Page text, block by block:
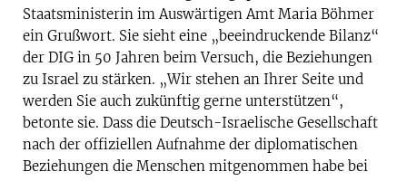
Staatsministerin im Auswärtigen Amt Maria Böhmer
ein Grußwort. Sie sieht eine „beeindruckende Bilanz“
der DIG in 50 Jahren beim Versuch, die Beziehungen
zu Israel zu stärken. „Wir stehen an Ihrer Seite und
werden Sie auch zukünftig gerne unterstützen“,
betonte sie. Dass die Deutsch-Israelische Gesellschaft
nach der offiziellen Aufnahme der diplomatischen
Beziehungen die Menschen mitgenommen habe bei